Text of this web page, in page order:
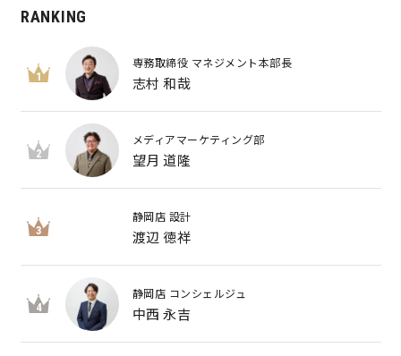
RANKING
1
専務取締役 マネジメント本部長
志村 和哉
2
メディアマーケティング部
望月 道隆
3
静岡店 設計
渡辺 徳祥
4
静岡店 コンシェルジュ
中西 永吉